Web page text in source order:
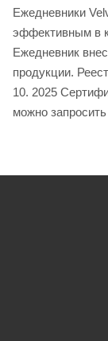
Ежедневники
эффективным в
Ежедневник
продукции.
10. 2025
можно